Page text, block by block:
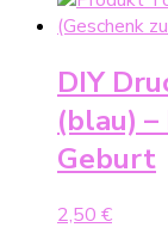
DIY
(blau)
Geburt
2,50 €